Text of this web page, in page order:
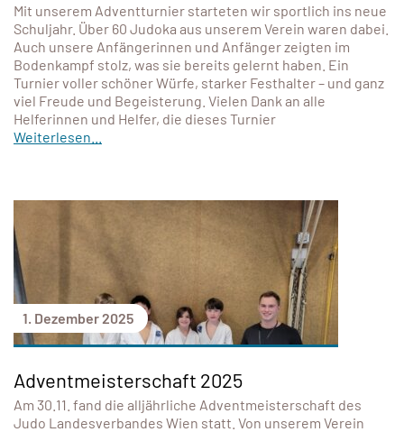
Mit unserem Adventturnier starteten wir sportlich ins neue
Schuljahr. Über 60 Judoka aus unserem Verein waren dabei.
Auch unsere Anfängerinnen und Anfänger zeigten im
Bodenkampf stolz, was sie bereits gelernt haben. Ein
Turnier voller schöner Würfe, starker Festhalter – und ganz
viel Freude und Begeisterung. Vielen Dank an alle
Helferinnen und Helfer, die dieses Turnier
Weiterlesen...
1. Dezember 2025
Adventmeisterschaft 2025
Am 30.11. fand die alljährliche Adventmeisterschaft des
Judo Landesverbandes Wien statt. Von unserem Verein